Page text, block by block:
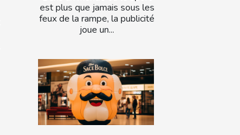
est plus que jamais sous les
feux de la rampe, la publicité
joue un...